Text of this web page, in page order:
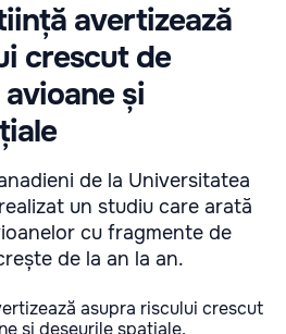
avertizează
crescut de
și
de la Universitatea
un studiu care arată
cu fragmente de
de la an la an.